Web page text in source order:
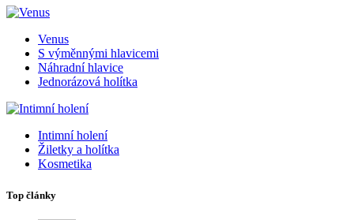
Venus
S výměnnými hlavicemi
Náhradní hlavice
Jednorázová holítka
Intimní holení
Žiletky a holítka
Kosmetika
Top články